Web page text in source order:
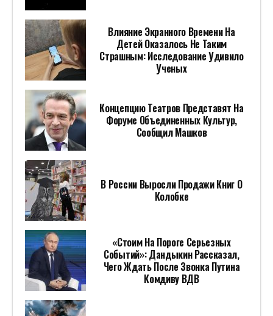
Влияние Экранного Времени На
Детей Оказалось Не Таким
Страшным: Исследование Удивило
Ученых
Концепцию Театров Представят На
Форуме Объединенных Культур,
Сообщил Машков
В России Выросли Продажи Книг О
Колобке
«Стоим На Пороге Серьезных
Событий»: Дандыкин Рассказал,
Чего Ждать После Звонка Путина
Комдиву ВДВ